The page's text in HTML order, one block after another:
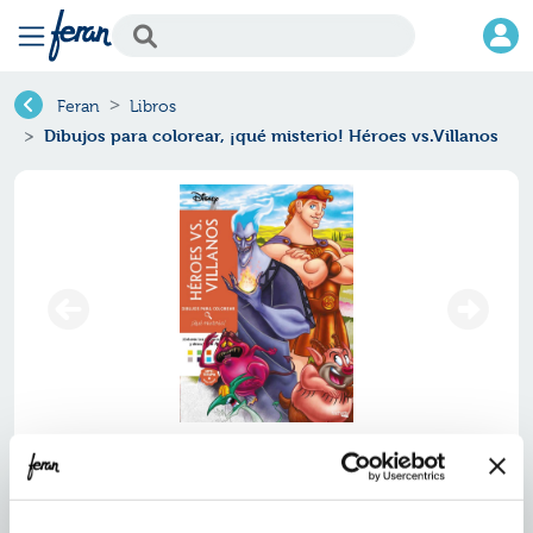
Feran Libros
Dibujos para colorear, ¡qué misterio! Héroes vs.Villanos
Dibujos para colorear, ¡qué
misterio! héroes vs.villanos